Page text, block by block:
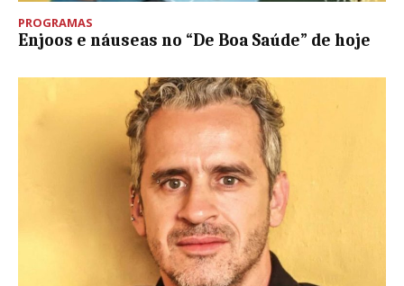
PROGRAMAS
Enjoos e náuseas no “De Boa Saúde” de hoje